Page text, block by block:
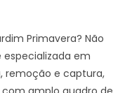
Primavera? Não
especializada em
remoção e captura,